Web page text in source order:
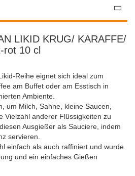
LIKID KRUG/ KARAFFE/
rot 10 cl
Reihe eignet sich ideal zum
am Buffet oder am Esstisch in
Ambiente.
um Milch, Sahne, kleine Saucen,
Vielzahl anderer Flüssigkeiten zu
Ausgießer als Sauciere, indem
servieren.
einfach als auch raffiniert und wurde
und ein einfaches Gießen